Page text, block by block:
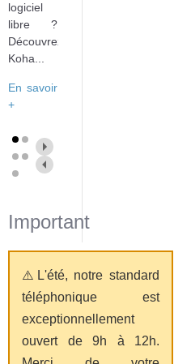
logiciel
libre ?
Découvrez
Koha...
En savoir
+
Important
⚠️L'été, notre standard
téléphonique est
exceptionnellement
ouvert de 9h à 12h.